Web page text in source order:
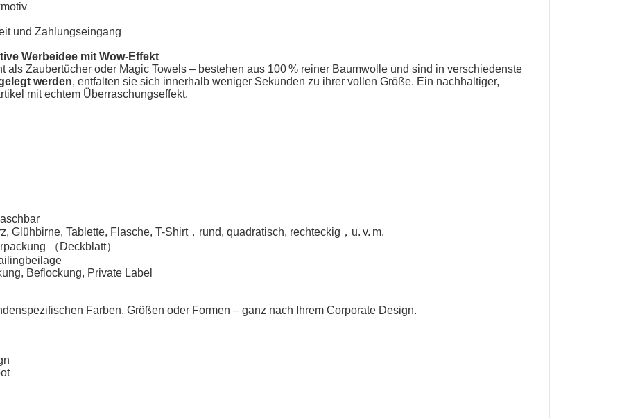
und Zahlungseingang
Werbeidee mit Wow-Effekt
alsZaubertücher oder Magic Towels – bestehen aus 100 % reiner Baumwolle und sind in verschiedenste
werden, entfalten sie sich innerhalb weniger Sekunden zu ihrer vollen Größe. Ein nachhaltiger,
mit echtem Überraschungseffekt.
Glühbirne, Tablette, Flasche, T-Shirt，rund, quadratisch, rechteckig，u. v. m.
（Deckblatt）
Beflockung, Private Label
Farben, Größen oder Formen – ganz nach Ihrem Corporate Design.